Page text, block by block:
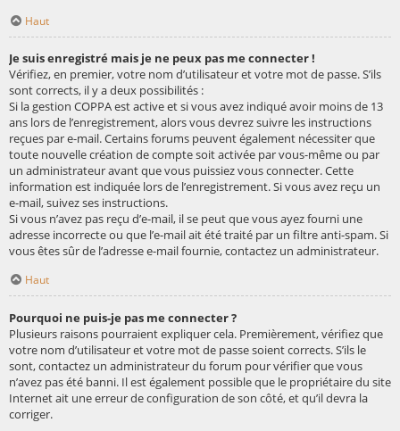
Haut
Je suis enregistré mais je ne peux pas me connecter !
Vérifiez, en premier, votre nom d’utilisateur et votre mot de passe. S’ils
sont corrects, il y a deux possibilités :
Si la gestion COPPA est active et si vous avez indiqué avoir moins de 13
ans lors de l’enregistrement, alors vous devrez suivre les instructions
reçues par e-mail. Certains forums peuvent également nécessiter que
toute nouvelle création de compte soit activée par vous-même ou par
un administrateur avant que vous puissiez vous connecter. Cette
information est indiquée lors de l’enregistrement. Si vous avez reçu un
e-mail, suivez ses instructions.
Si vous n’avez pas reçu d’e-mail, il se peut que vous ayez fourni une
adresse incorrecte ou que l’e-mail ait été traité par un filtre anti-spam. Si
vous êtes sûr de l’adresse e-mail fournie, contactez un administrateur.
Haut
Pourquoi ne puis-je pas me connecter ?
Plusieurs raisons pourraient expliquer cela. Premièrement, vérifiez que
votre nom d’utilisateur et votre mot de passe soient corrects. S’ils le
sont, contactez un administrateur du forum pour vérifier que vous
n’avez pas été banni. Il est également possible que le propriétaire du site
Internet ait une erreur de configuration de son côté, et qu’il devra la
corriger.